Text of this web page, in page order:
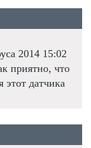
2014 15:02
приятно, что
датчика